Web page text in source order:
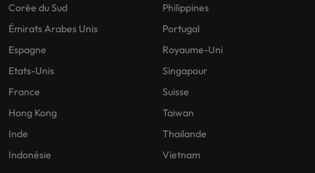
Corée du Sud
Émirats Arabes Unis
Espagne
Etats-Unis
France
Hong Kong
Inde
Indonésie
Philippines
Portugal
Royaume-Uni
Singapour
Suisse
Taiwan
Thailande
Vietnam